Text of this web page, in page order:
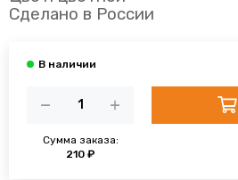
Сделано в России
Сумма заказа:
210 ₽